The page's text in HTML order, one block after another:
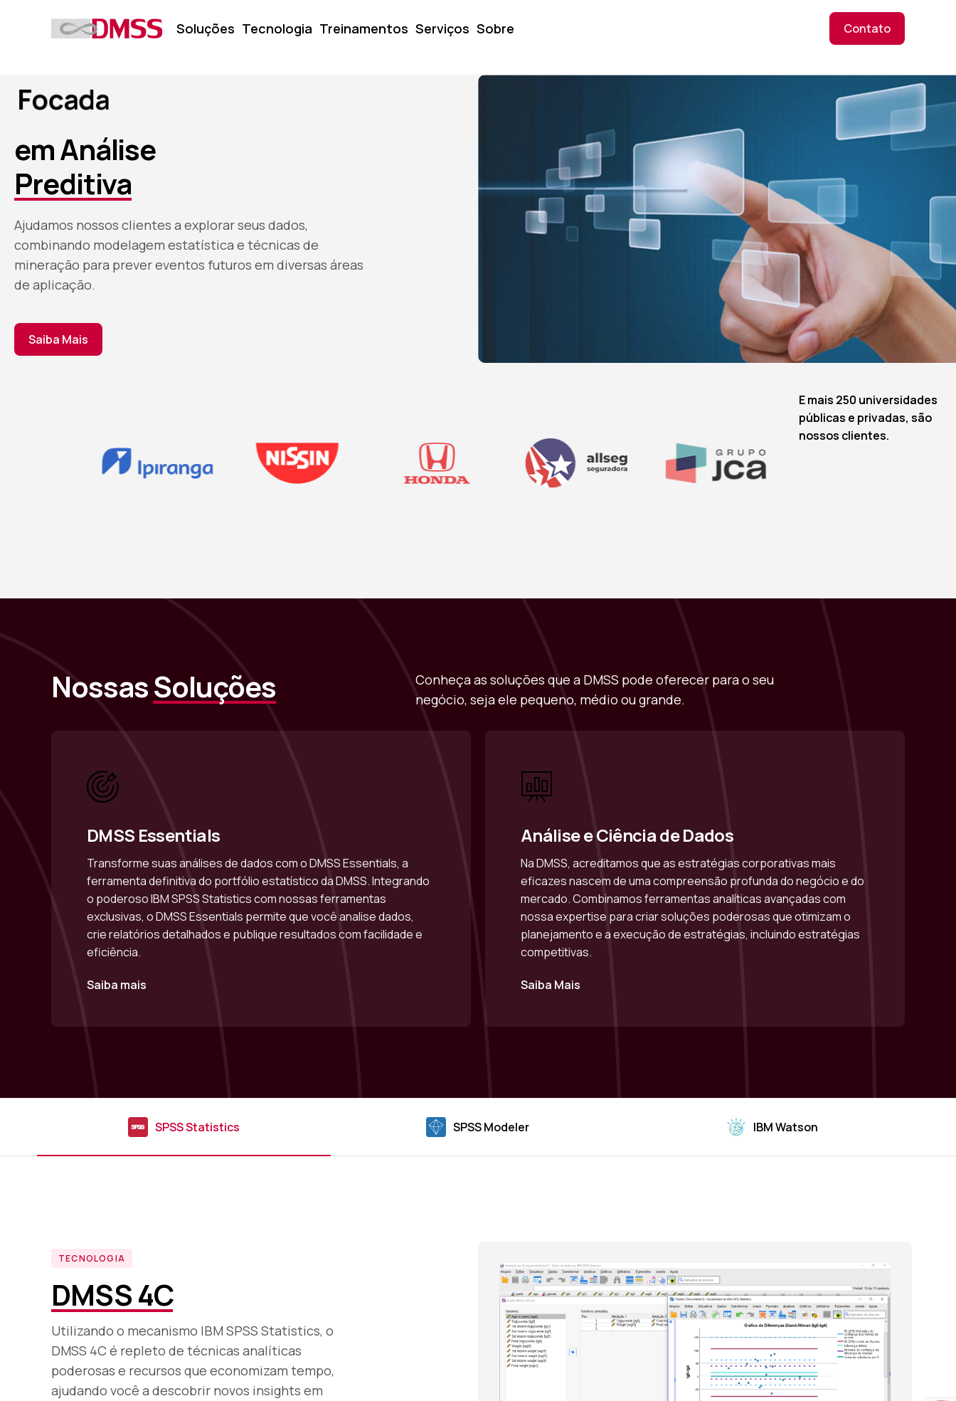
Soluções Tecnologia Treinamentos Serviços Sobre Contato
Pioneir
em Análise
Preditiva
Ajudamos nossos clientes a explorar seus dados,
combinando modelagem estatística e técnicas de
mineração para prever eventos futuros em diversas áreas
de aplicação.
Saiba Mais
E mais 250 universidades
públicas e privadas, são
nossos clientes.
NossasSoluções
Conheça as soluções que a DMSS pode oferecer para o seu
negócio, seja ele pequeno, médio ou grande.
DMSS Essentials
Transforme suas análises de dados com o DMSS Essentials, a
ferramenta definitiva do portfólio estatístico da DMSS. Integrando
o poderoso IBM SPSS Statistics com nossas ferramentas
exclusivas, o DMSS Essentials permite que você analise dados,
crie relatórios detalhados e publique resultados com facilidade e
eficiência.
Saiba mais
Análise e Ciência de Dados
Na DMSS, acreditamos que as estratégias corporativas mais
eficazes nascem de uma compreensão profunda do negócio e do
mercado. Combinamos ferramentas analíticas avançadas com
nossa expertise para criar soluções poderosas que otimizam o
planejamento e a execução de estratégias, incluindo estratégias
competitivas.
Saiba Mais
SPSS Statistics SPSS Modeler SPSS
IBM Watson
TECNOLOGIA
DMSS 4C
Utilizando o mecanismo IBM SPSS Statistics, o
DMSS 4C é repleto de técnicas analíticas
poderosas e recursos que economizam tempo,
ajudando você a descobrir novos insights em